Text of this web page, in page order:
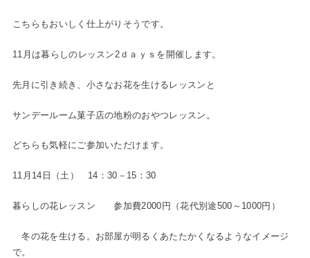
こちらもおいしく仕上がりそうです。
11月は暮らしのレッスン2ｄａｙｓを開催します。
先月に引き続き、小さなお花を生けるレッスンと
サンデールーム菓子店の地粉のおやつレッスン。
どちらも気軽にご参加いただけます。
11月14日（土） 14：30－15：30
暮らしの花レッスン 参加費2000円（花代別途500～1000円）
冬の花を生ける。お部屋が明るくあたたかくなるようなイメージ
で。